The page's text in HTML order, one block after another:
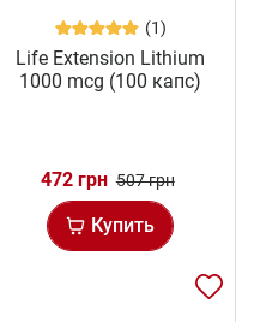
(1)
Life Extension Lithium
1000 mcg (100 капс)
472 грн 507 грн
Купить